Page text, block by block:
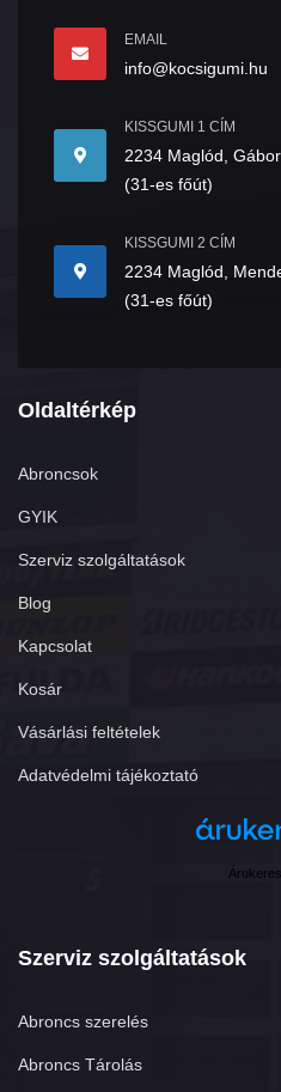
EMAIL
info@kocsigumi.hu
KISSGUMI 1 CÍM
2234 Maglód,
(31-es főút)
KISSGUMI 2 CÍM
2234 Maglód,
(31-es főút)
Oldaltérkép
Abroncsok
GYIK
Szerviz szolgáltatások
Blog
Kapcsolat
Kosár
Vásárlási feltételek
Adatvédelmi tájékoztató
Szerviz szolgáltatások
Abroncs szerelés
Abroncs Tárolás